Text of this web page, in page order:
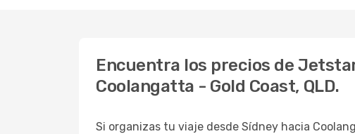
Encuentra los precios de
Coolangatta - Gold Coast, QLD.
Si organizas tu viaje desde Sídney hacia